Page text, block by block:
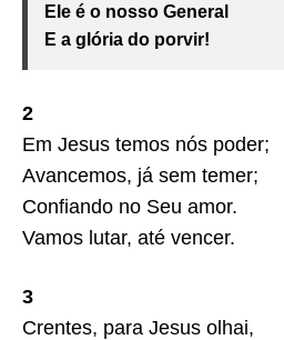
Ele é o nosso General
E a glória do porvir!
2
Em Jesus temos nós poder;
Avancemos, já sem temer;
Confiando no Seu amor.
Vamos lutar, até vencer.
3
Crentes, para Jesus olhai,